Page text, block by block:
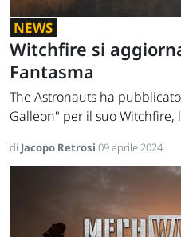
NEWS
Witchfire si
Fantasma
The Astronauts ha
Galleon" per il suo Witchfire,
di Jacopo Retrosi 09 aprile 2024